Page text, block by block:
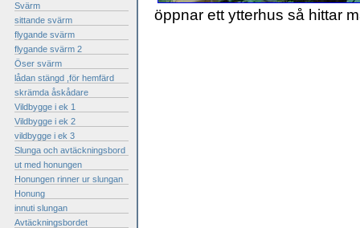
Svärm
sittande svärm
flygande svärm
flygande svärm 2
Öser svärm
lådan stängd ,för hemfärd
skrämda åskådare
Vildbygge i ek 1
Vildbygge i ek 2
vildbygge i ek 3
Slunga och avtäckningsbord
ut med honungen
Honungen rinner ur slungan
Honung
innuti slungan
Avtäckningsbordet
öppnar ett ytterhus så hittar